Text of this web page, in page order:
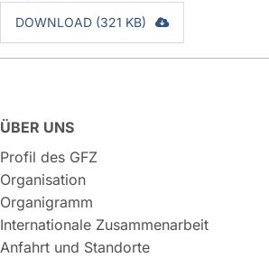
DOWNLOAD (321 KB)
ÜBER UNS
Profil des GFZ
Organisation
Organigramm
Internationale Zusammenarbeit
Anfahrt und Standorte